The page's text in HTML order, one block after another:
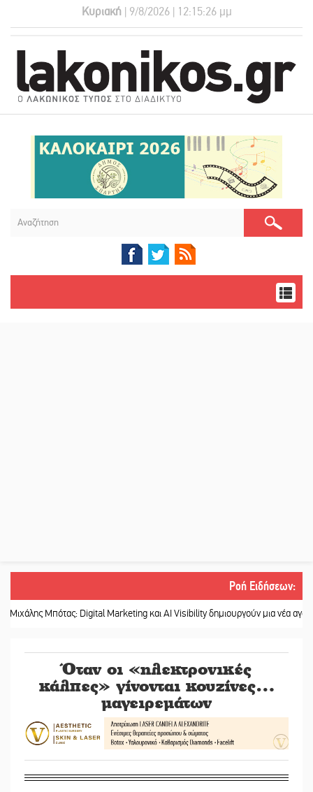
Κυριακή | 9/8/2026 | 12:15:26 μμ
Ροή Ειδήσεων:
Μπότας: Digital Marketing και AI Visibility δημιουργούν μια νέα αγορά
Όταν οι «ηλεκτρονικές
κάλπες» γίνονται κουζίνες…
μαγειρεμάτων